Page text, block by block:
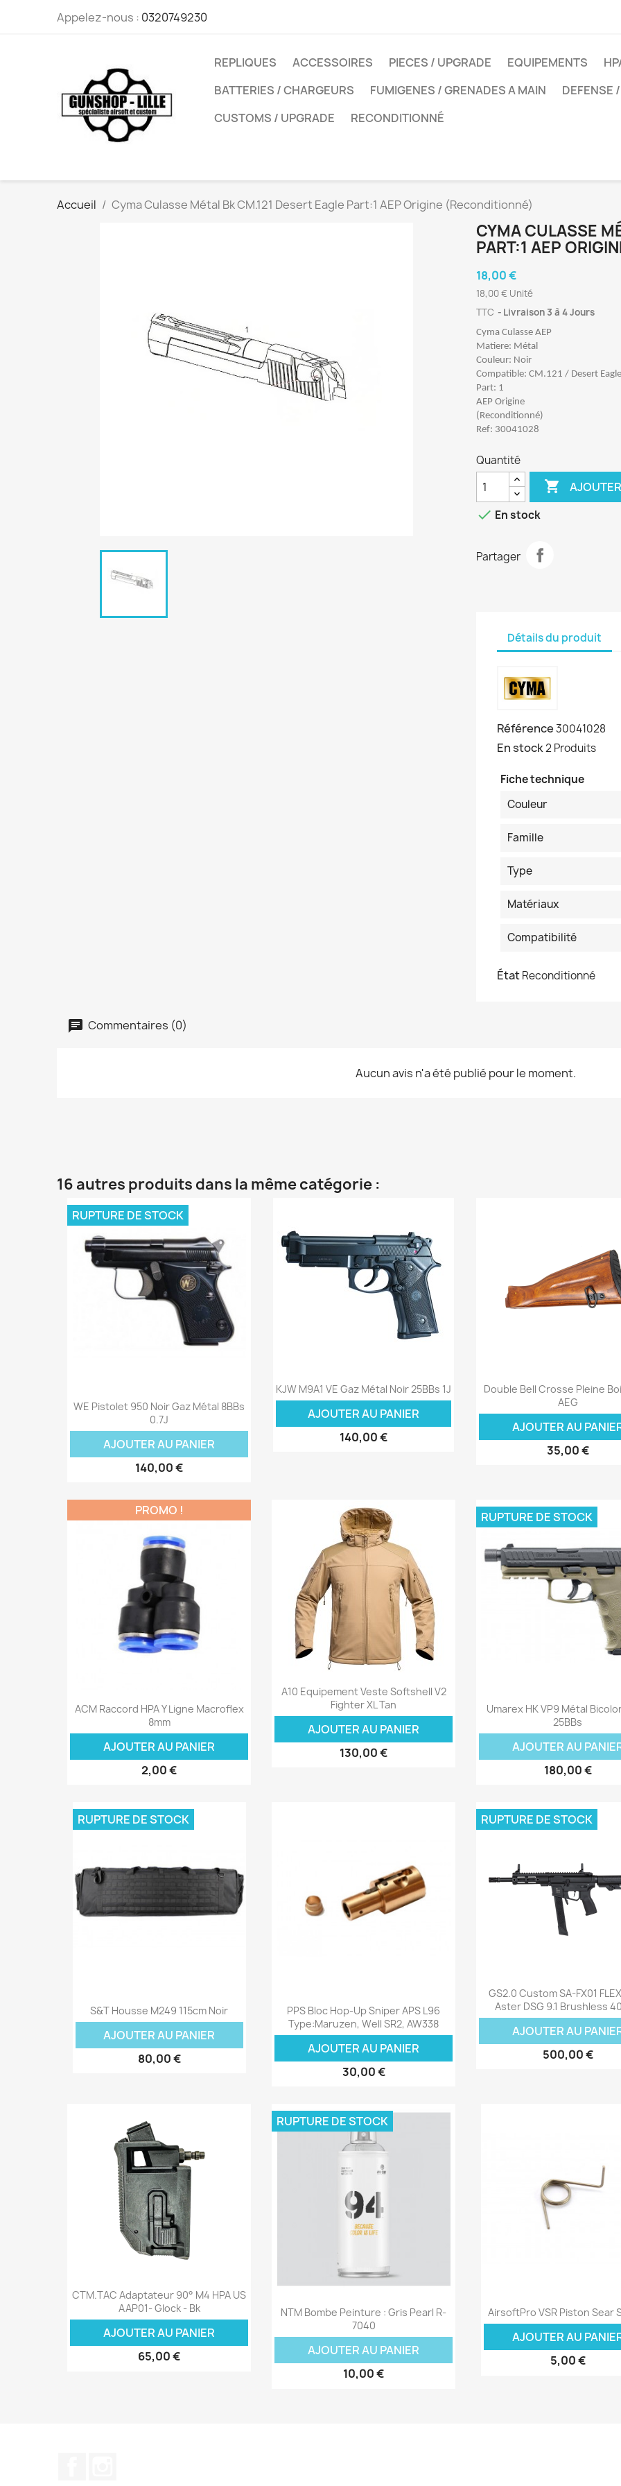
Appelez-nous : 0320749230
REPLIQUES ACCESSOIRES PIECES / UPGRADE EQUIPEMENTS
BATTERIES / CHARGEURS
FUMIGENES / GRENADES A MAIN
DEFENSE
CUSTOMS / UPGRADE
RECONDITIONNÉ
Accueil Cyma Culasse Métal Bk CM.121 Desert Eagle Part:1 AEP Origine (Reconditionné)
CYMA CULASSE
PART:1 AEP
18,00 €
18,00 € Unité
TTC
Livraison 3 à 4 Jours
Cyma Culasse AEP
Matiere: Métal
Couleur: Noir
Compatible: CM.121 / Desert Eagle
Part: 1
AEP Origine
(Reconditionné)
Ref: 30041028
Quantité

 En stock
Partager
Détails du produit
Référence30041028
En stock2 Produits
Fiche technique
Couleur
Famille
Type
Matériaux
Compatibilité
ÉtatReconditionné
Commentaires (0)
Aucun avis n'a été publié pour le moment.
16 autres produits dans la même catégorie :
Aperçu rapide
WE Pistolet 950 Noir Gaz Métal 8BBs
0.7J
AJOUTER AU PANIER
140,00 €
RUPTURE DE STOCK
Aperçu rapide
KJW M9A1 VE Gaz Métal Noir 25BBs 1J
AJOUTER AU PANIER
140,00 €
Aperçu rapide
Double Bell Crosse Pleine
AEG
AJOUTER AU
35,00 €
Aperçu rapide
ACM Raccord HPA Y Ligne Macroflex
8mm
AJOUTER AU PANIER
2,00 €
PROMO !
Aperçu rapide
A10 Equipement Veste Softshell V2
Fighter XL Tan
AJOUTER AU PANIER
130,00 €
Aperçu rapide
Umarex HK VP9 Métal
25BBs
AJOUTER AU
180,00 €
RUPTURE DE STOCK
Aperçu rapide
S&T Housse M249 115cm Noir
AJOUTER AU PANIER
80,00 €
RUPTURE DE STOCK
Aperçu rapide
PPS Bloc Hop-Up Sniper APS L96
Type:Maruzen, Well SR2, AW338
AJOUTER AU PANIER
30,00 €
Aperçu rapide
GS2.0 Custom SA-FX01
Aster DSG 9.1 Brushless
AJOUTER AU
500,00 €
RUPTURE DE STOCK
Aperçu rapide
CTM.TAC Adaptateur 90° M4 HPA US
AAP01- Glock - Bk
AJOUTER AU PANIER
65,00 €
Aperçu rapide
NTM Bombe Peinture : Gris Pearl R-
7040
AJOUTER AU PANIER
10,00 €
RUPTURE DE STOCK
Aperçu rapide
AirsoftPro VSR Piston Sear
AJOUTER AU
5,00 €